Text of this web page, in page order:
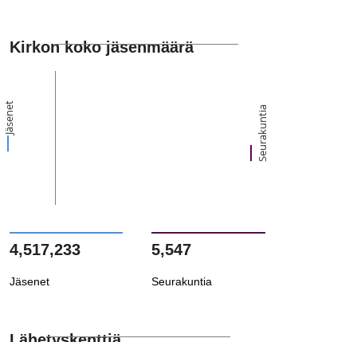
Kirkon koko jäsenmäärä
Jäsenet Seurakuntia
4,517,233
Jäsenet
5,547
Seurakuntia